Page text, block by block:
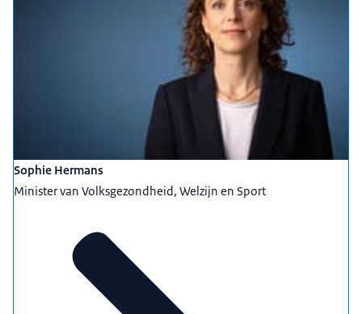
Sophie Hermans
Minister van Volksgezondheid, Welzijn en Sport